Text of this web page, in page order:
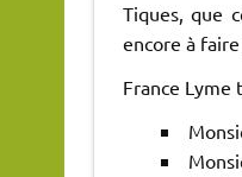
Tiques, que
encore à
France Lyme